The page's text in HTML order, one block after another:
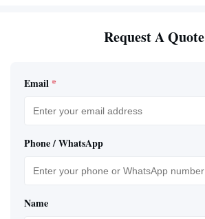
Request A Quote
Email *
Phone / WhatsApp
Name